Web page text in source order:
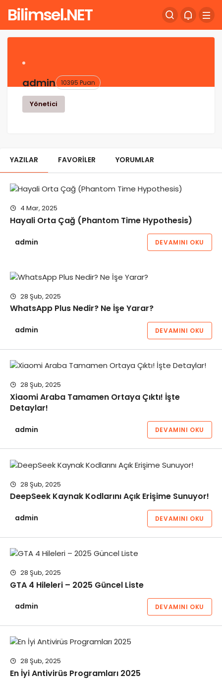
Bilimsel.NET
admin 10395 Puan
Yönetici
YAZILAR FAVORILER YORUMLAR
4 Mar, 2025
Hayali Orta Çağ (Phantom Time Hypothesis)
admin DEVAMINI OKU
28 Şub, 2025
WhatsApp Plus Nedir? Ne İşe Yarar?
admin DEVAMINI OKU
28 Şub, 2025
Xiaomi Araba Tamamen Ortaya Çıktı! İşte
Detaylar!
admin DEVAMINI OKU
28 Şub, 2025
DeepSeek Kaynak Kodlarını Açık Erişime Sunuyor!
admin DEVAMINI OKU
28 Şub, 2025
GTA 4 Hileleri – 2025 Güncel Liste
admin DEVAMINI OKU
28 Şub, 2025
En İyi Antivirüs Programları 2025